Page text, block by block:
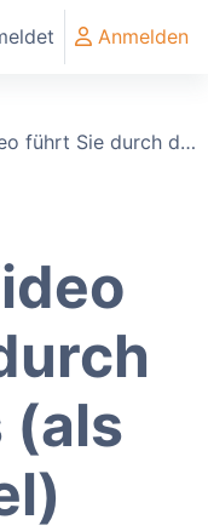
Anmelden
Dieses Video führt Sie durch den Kurs (als Beispiel)
(als